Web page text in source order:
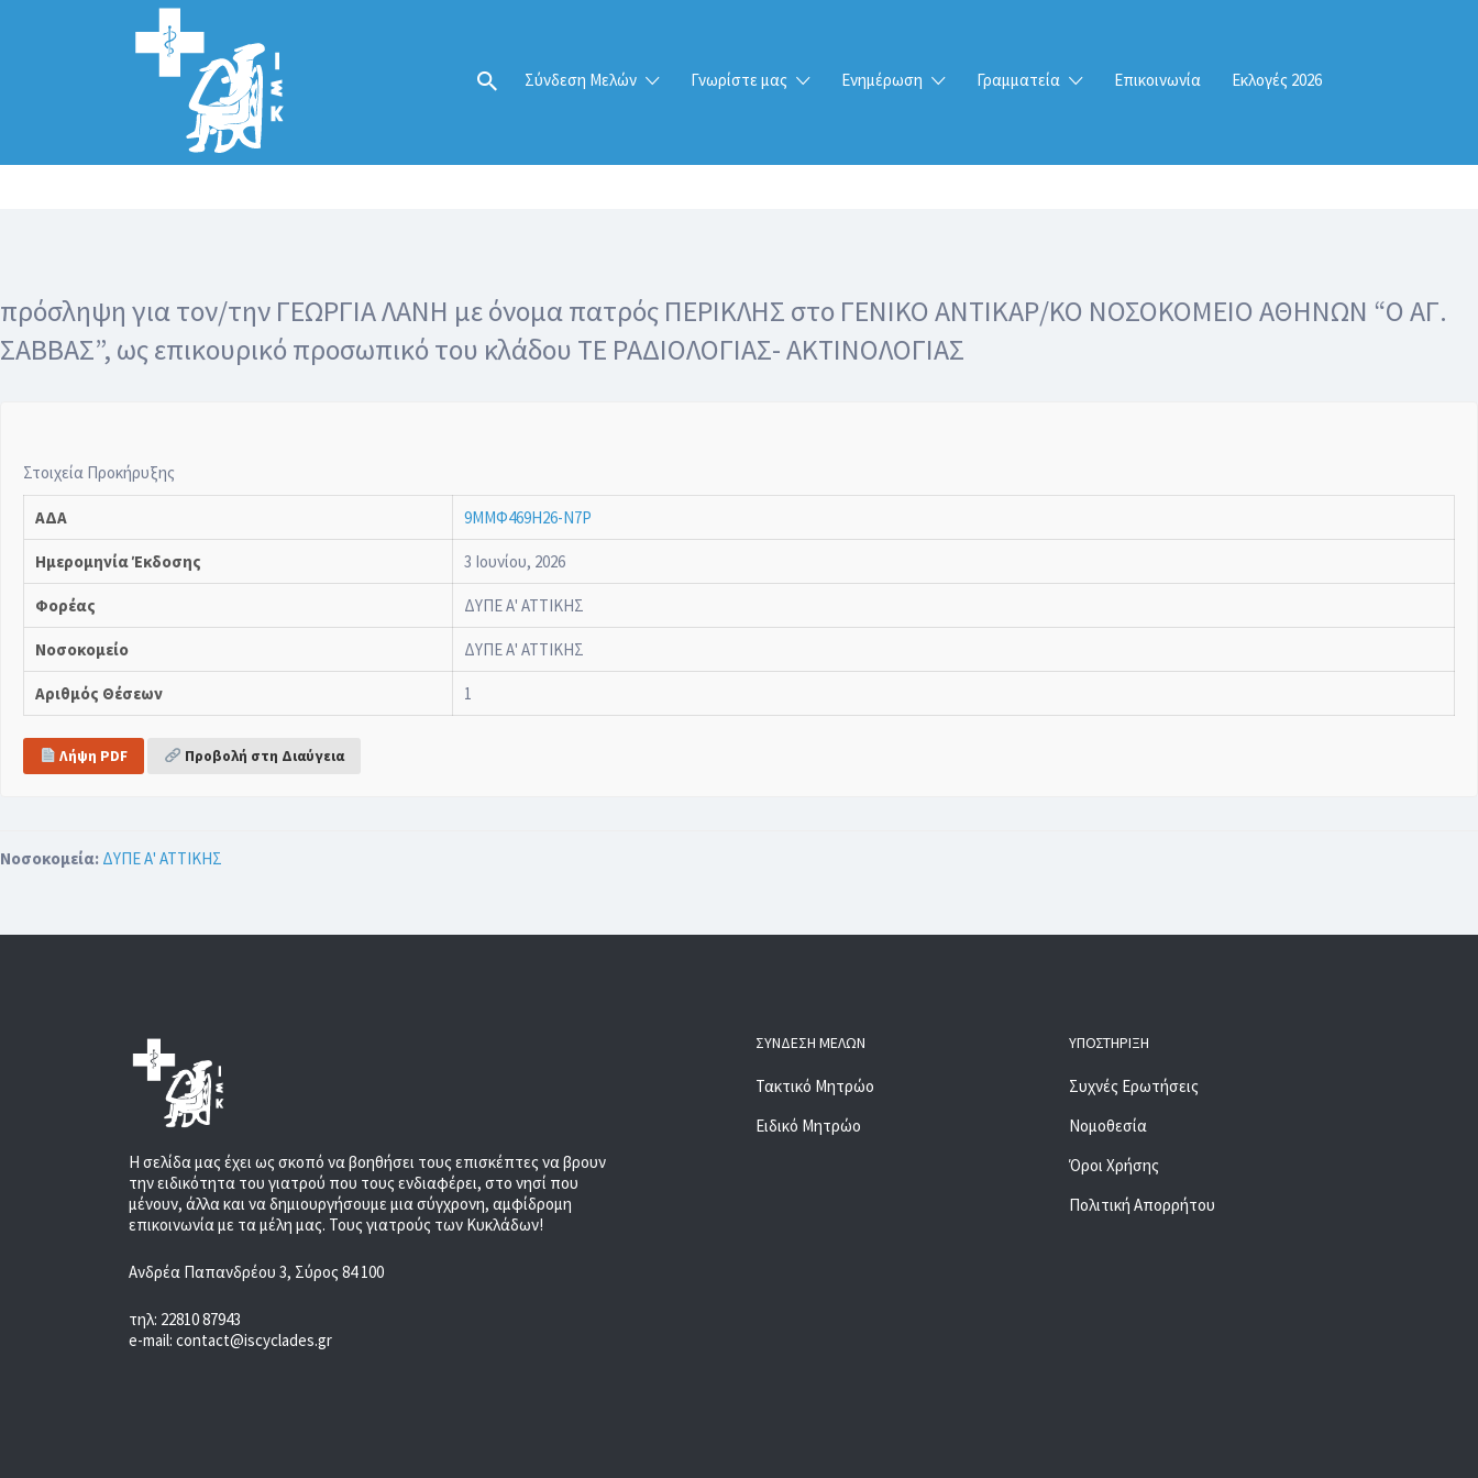
Σύνδεση Μελών Γνωρίστε μας Ενημέρωση Γραμματεία Επικοινωνία Εκλογές 2026
Αναζήτηση
για:
πρόσληψη για τον/την ΓΕΩΡΓΙΑ ΛΑΝΗ με όνομα πατρός ΠΕΡΙΚΛΗΣ στο ΓΕΝΙΚΟ ΑΝΤΙΚΑΡ/ΚΟ ΝΟΣΟΚΟΜΕΙΟ ΑΘΗΝΩΝ “Ο ΑΓ.
ΣΑΒΒΑΣ”, ως επικουρικό προσωπικό του κλάδου ΤΕ ΡΑΔΙΟΛΟΓΙΑΣ- ΑΚΤΙΝΟΛΟΓΙΑΣ
Στοιχεία Προκήρυξης
ΑΔΑ 9ΜΜΦ469Η26-Ν7Ρ
Ημερομηνία Έκδοσης 3 Ιουνίου, 2026
Φορέας ΔΥΠΕ Α' ΑΤΤΙΚΗΣ
Νοσοκομείο ΔΥΠΕ Α' ΑΤΤΙΚΗΣ
Αριθμός Θέσεων 1
Λήψη PDF Προβολή στη Διαύγεια
Νοσοκομεία: ΔΥΠΕ Α' ΑΤΤΙΚΗΣ
Η σελίδα μας έχει ως σκοπό να βοηθήσει τους επισκέπτες να βρουν
την ειδικότητα του γιατρού που τους ενδιαφέρει, στο νησί που
μένουν, άλλα και να δημιουργήσουμε μια σύγχρονη, αμφίδρομη
επικοινωνία με τα μέλη μας. Τους γιατρούς των Κυκλάδων!
Ανδρέα Παπανδρέου 3, Σύρος 84 100
τηλ: 22810 87943
e-mail: contact@iscyclades.gr
ΣΎΝΔΕΣΗ ΜΕΛΏΝ
Τακτικό Μητρώο
Ειδικό Μητρώο
ΥΠΟΣΤΉΡΙΞΗ
Συχνές Ερωτήσεις
Νομοθεσία
Όροι Χρήσης
Πολιτική Απορρήτου